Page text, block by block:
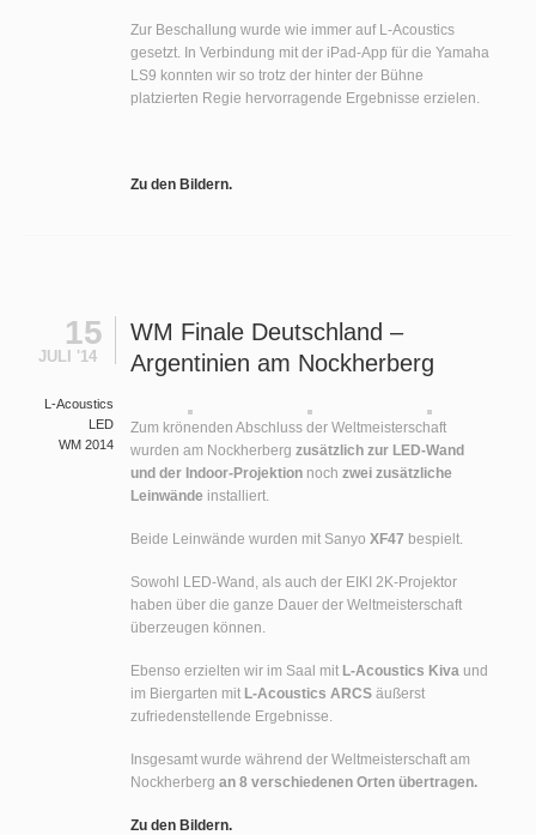
Zur Beschallung wurde wie immer auf L-Acoustics
gesetzt. In Verbindung mit der iPad-App für die Yamaha
LS9 konnten wir so trotz der hinter der Bühne
platzierten Regie hervorragende Ergebnisse erzielen.
Zu den Bildern.
15
JULI '14
L-Acoustics
LED
WM 2014
WM Finale Deutschland –
Argentinien am Nockherberg
Zum krönenden Abschluss der Weltmeisterschaft
wurden am Nockherbergzusätzlich zur LED-Wand
und der Indoor-Projektion nochzwei zusätzliche
Leinwände installiert.
Beide Leinwände wurden mit Sanyo XF47 bespielt.
Sowohl LED-Wand, als auch der EIKI 2K-Projektor
haben über die ganze Dauer der Weltmeisterschaft
überzeugen können.
Ebenso erzielten wir im Saal mit L-Acoustics Kiva und
im Biergarten mit L-Acoustics ARCS äußerst
zufriedenstellende Ergebnisse.
Insgesamt wurde während der Weltmeisterschaft am
Nockherbergan 8 verschiedenen Orten übertragen.
Zu den Bildern.